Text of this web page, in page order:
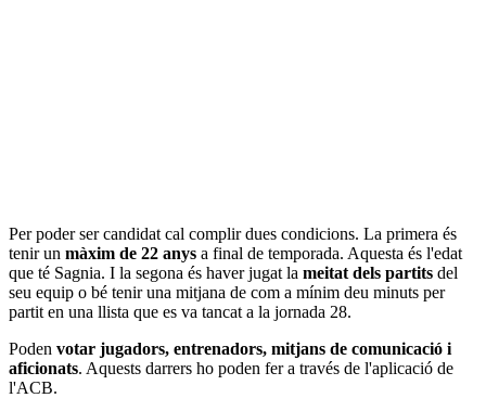
Per poder ser candidat cal complir dues condicions. La primera és
tenir un màxim de 22 anys a final de temporada. Aquesta és l'edat
que té Sagnia. I la segona és haver jugat la meitat dels partits del
seu equip o bé tenir una mitjana de com a mínim deu minuts per
partit en una llista que es va tancat a la jornada 28.
Poden votar jugadors, entrenadors, mitjans de comunicació i
aficionats. Aquests darrers ho poden fer a través de l'aplicació de
l'ACB.